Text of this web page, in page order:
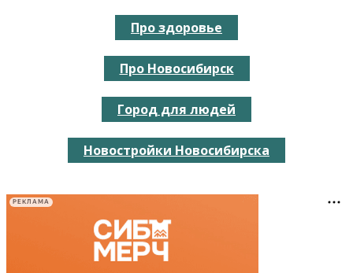
Про здоровье
Про Новосибирск
Город для людей
Новостройки Новосибирска
РЕКЛАМА